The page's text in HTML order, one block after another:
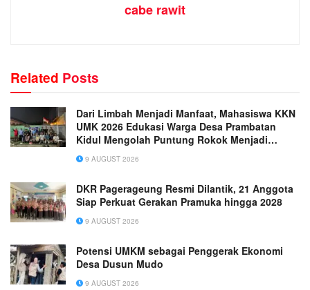
cabe rawit
Related Posts
Dari Limbah Menjadi Manfaat, Mahasiswa KKN
UMK 2026 Edukasi Warga Desa Prambatan
Kidul Mengolah Puntung Rokok Menjadi
Biopestisida Ramah Lingkungan
9 AUGUST 2026
DKR Pagerageung Resmi Dilantik, 21 Anggota
Siap Perkuat Gerakan Pramuka hingga 2028
9 AUGUST 2026
Potensi UMKM sebagai Penggerak Ekonomi
Desa Dusun Mudo
9 AUGUST 2026